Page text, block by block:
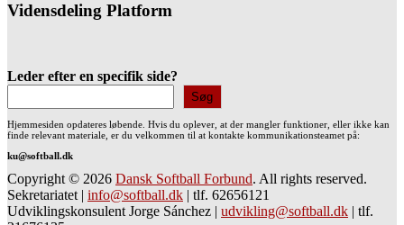
Vidensdeling Platform
Leder efter en specifik side?
Søg
Hjemmesiden opdateres løbende. Hvis du oplever, at der mangler funktioner, eller ikke kan
finde relevant materiale, er du velkommen til at kontakte kommunikationsteamet på:
ku@softball.dk
Copyright © 2026 Dansk Softball Forbund. All rights reserved.
Sekretariatet | info@softball.dk | tlf. 62656121
Udviklingskonsulent Jorge Sánchez | udvikling@softball.dk | tlf.